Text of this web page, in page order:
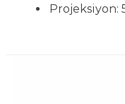
Projeksiyon: